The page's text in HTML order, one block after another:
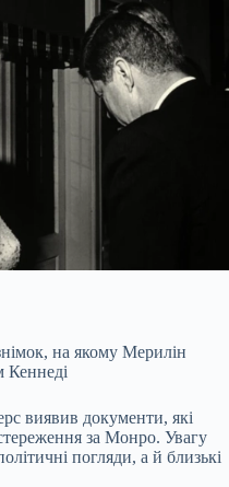
на якому Мерилін
Кеннеді
виявив документи, які
за Монро. Увагу
погляди, а й близькі